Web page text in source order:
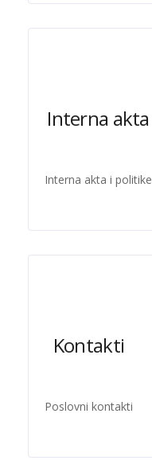
Interna akta
Interna akta i politike
Kontakti
Poslovni kontakti